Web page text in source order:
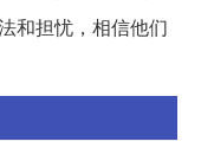
和担忧，相信他们